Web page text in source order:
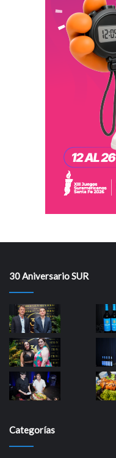
30 Aniversario SUR
Categorías